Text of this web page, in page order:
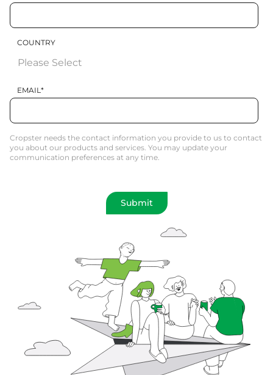
COUNTRY
EMAIL *
Cropster needs the contact information you provide to us to contact
you about our products and services. You may update your
communication preferences at any time.